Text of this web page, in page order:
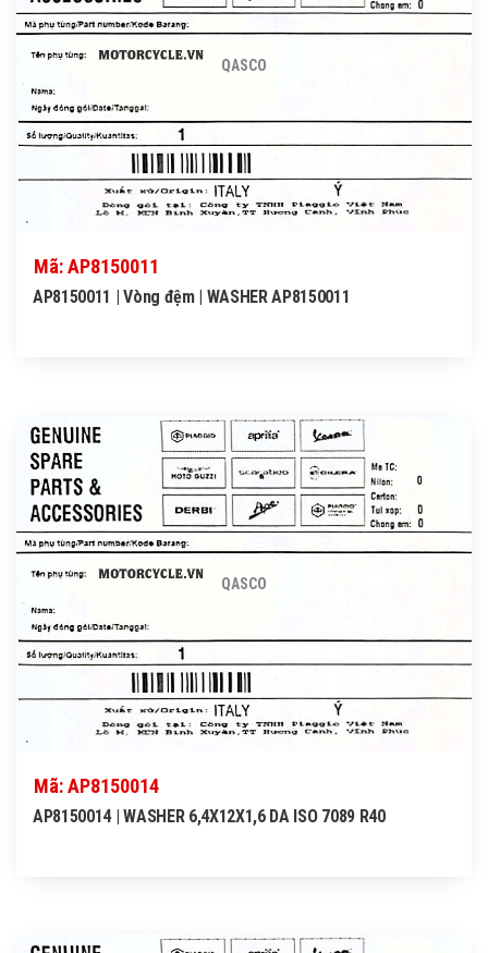
QASCO
Mã: AP8150011
AP8150011 | Vòng đệm | WASHER AP8150011
QASCO
Mã: AP8150014
AP8150014 | WASHER 6,4X12X1,6 DA ISO 7089 R40